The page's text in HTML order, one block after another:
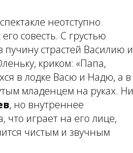
неотступно
совесть. С грустью
страстей Василию и
криком: «Папа,
в лодке Васю и Надю, а в
младенцем на руках. Ни
, но внутреннее
что играет на его лице,
чистым и звучным